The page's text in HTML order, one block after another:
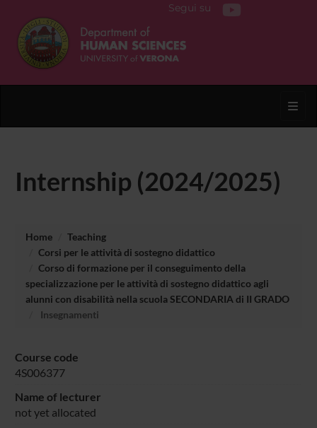
Segui su
Internship (2024/2025)
Home
Teaching
Corsi per le attività di sostegno didattico
Corso di formazione per il conseguimento della
specializzazione per le attività di sostegno didattico agli
alunni con disabilità nella scuola SECONDARIA di II GRADO
Insegnamenti
Course code
4S006377
Name of lecturer
not yet allocated